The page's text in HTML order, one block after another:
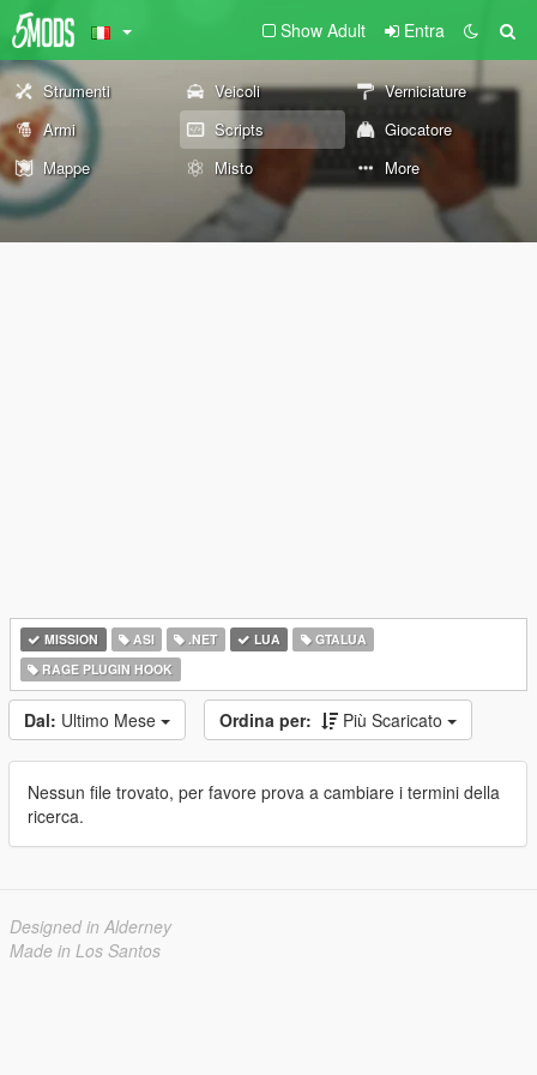
Show Adult Entra
Strumenti Veicoli
Verniciature
Armi
Scripts
Giocatore
Mappe
Misto More
MISSION ASI .NET LUA
GTALUA
RAGE PLUGIN HOOK
Dal: Ultimo Mese Ordina per: Più Scaricato
Nessun file trovato, per favore prova a cambiare i termini della
ricerca.
Designed in Alderney
Made in Los Santos